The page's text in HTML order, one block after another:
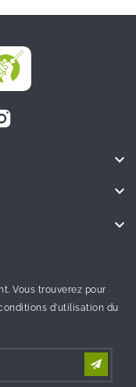



Vous trouverez pour
d'utilisation du